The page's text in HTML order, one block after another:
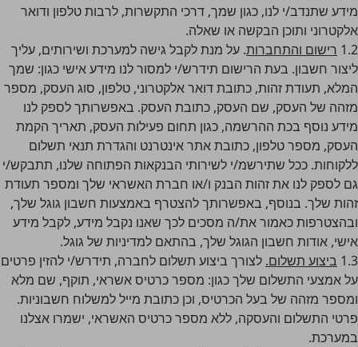
מידע שתנדב/י לנו, כגון שמך, דרכי התקשרות, לרבות טלפון ודואר
אלקטרוני ותוכן הבקשה או שאלה.
1.2 רישום והתחברות. על מנת לקבל גישה למערכת ושירותים, עליך
ליצור חשבון. בעת הרישום תידרש/י למסור לנו מידע אישי כגון: שמך
המלא, תעודת זהות, כתובת דואר אלקטרוני, טלפון, סוג העסק, מספר
מזהה של העסק, שם העסק, כתובת העסק. באפשרותך לספק לנו
מידע נוסף בכת ההרשמה, כגון תחום פעילות העסק, תאריך הקמת
העסק, מספר טלפון, כתובת אתר אינטרנט והגדרת תנאי תשלום
ללקוחות. ככל שתירשמ/י לשירותי הבנקאות הפתוחה שלנו, תתבקש/י
גם לספק לנו את זהות הבנק ו/או חברת האשראי שלך ומספר תעודת
זהות שלך. בנוסף, באפשרותך להצטרף באמצעות חשבון גוגל שלך,
ובהצטרפות כאמור את/ה מסכים לכך שאנו נקבל מידע, לקבל מידע
אישי, אודות חשבון הגוגל שלך, בהתאם למדיניות של גוגל.
1.3 ביצוע תשלום. לצורך ביצוע תשלום לחברה, תידרש/י להזין פרטים
על אמצעי התשלום שלך כגון: מספר כרטיס אשראי, תוקף, שם מלא
ומספר מזהה של בעל הכרטיס, וכן כתובת מייל למשלוח חשבוניות.
פרטי התשלום והעסקה, ללא מספר כרטיס האשראי, ישמרו אצלנו
במערכת.